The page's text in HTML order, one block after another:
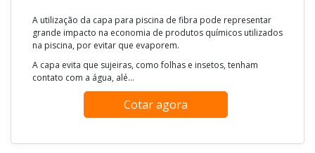
A utilização da capa para piscina de fibra pode representar
grande impacto na economia de produtos químicos utilizados
na piscina, por evitar que evaporem.
A capa evita que sujeiras, como folhas e insetos, tenham
contato com a água, alé...
Cotar agora